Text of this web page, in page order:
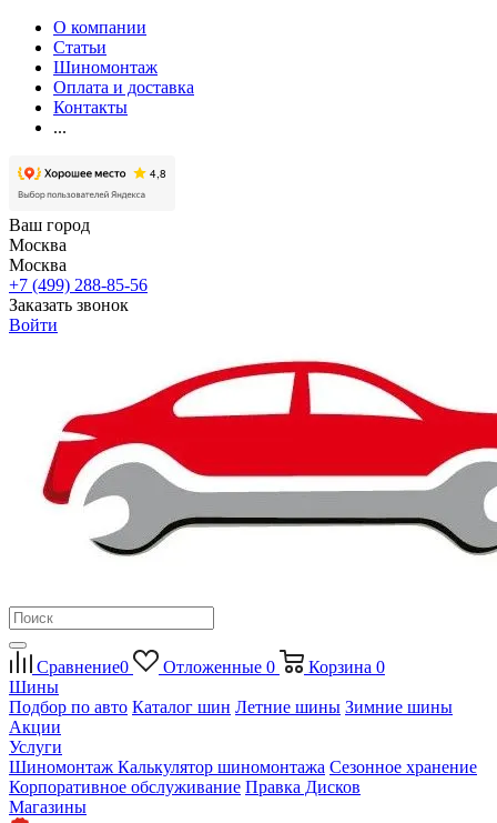
О компании
Статьи
Шиномонтаж
Оплата и доставка
Контакты
...
Ваш город
Москва
Москва
+7 (499) 288-85-56
Заказать звонок
Войти
Сравнение0 Отложенные 0 Корзина 0
Шины
Подбор по авто Каталог шин Летние шины Зимние шины
Акции
Услуги
Шиномонтаж Калькулятор шиномонтажа Сезонное хранение
Корпоративное обслуживание Правка Дисков
Магазины